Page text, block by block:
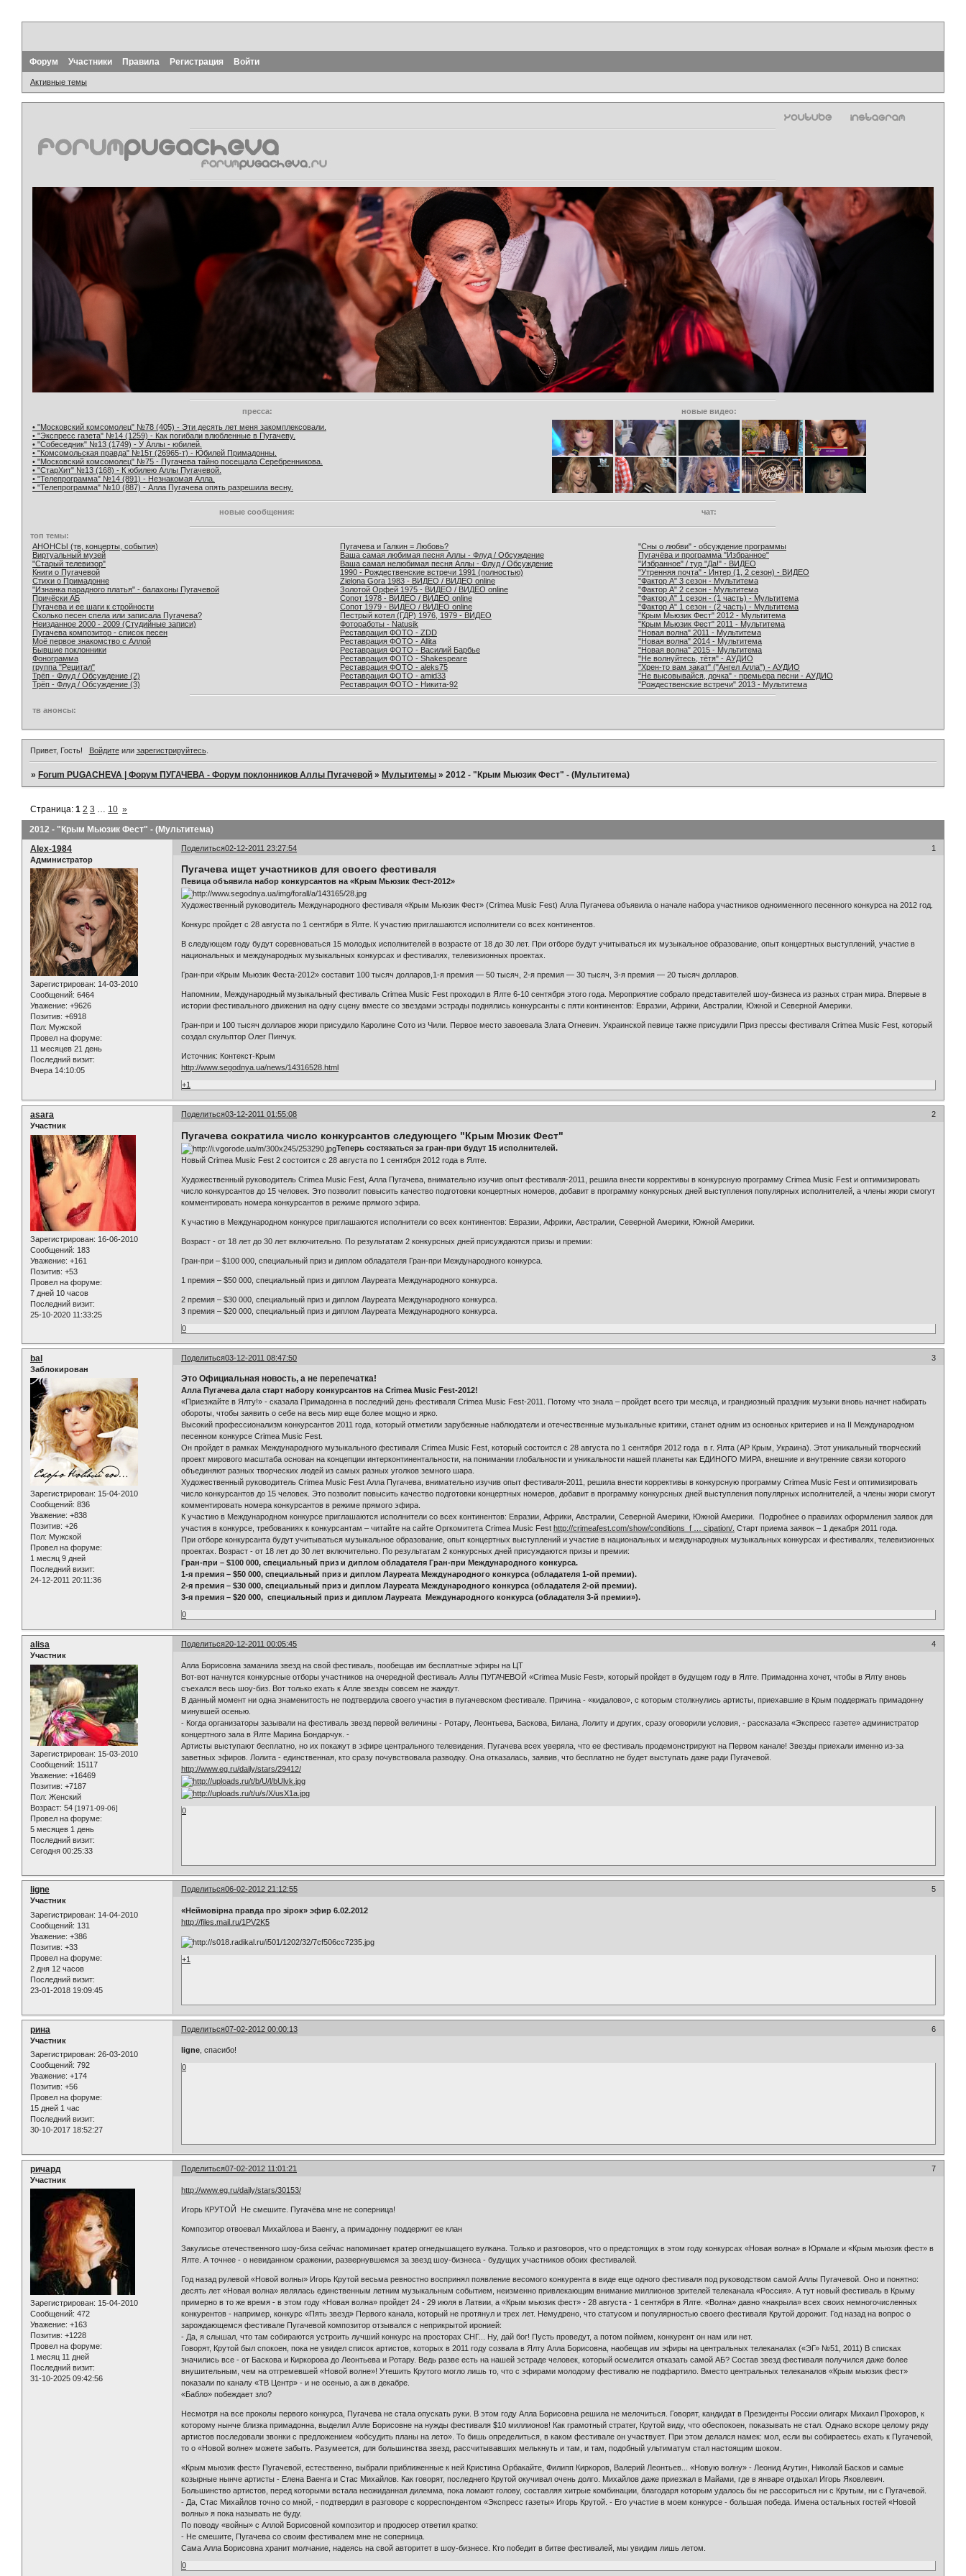
Форум Участники Правила Регистрация Войти
Активные темы
пресса:
новые видео:
• "Московский комсомолец" №78 (405) - Эти десять лет меня закомплексовали.
• "Экспресс газета" №14 (1259) - Как погибали влюбленные в Пугачеву.
• "Собеседник" №13 (1749) - У Аллы - юбилей.
• "Комсомольская правда" №15т (26965-т) - Юбилей Примадонны.
• "Московский комсомолец" №75 - Пугачева тайно посещала Серебренникова.
• "СтарХит" №13 (168) - К юбилею Аллы Пугачевой.
• "Телепрограмма" №14 (891) - Незнакомая Алла.
• "Телепрограмма" №10 (887) - Алла Пугачева опять разрешила весну.
новые сообщения: чат:
топ темы:
АНОНСЫ (тв, концерты, события)
Виртуальный музей
"Старый телевизор"
Книги о Пугачевой
Стихи о Примадонне
"Изнанка парадного платья" - балахоны Пугачевой
Причёски АБ
Пугачева и ее шаги к стройности
Сколько песен спела или записала Пугачева?
Неизданное 2000 - 2009 (Студийные записи)
Пугачева композитор - список песен
Моё первое знакомство с Аллой
Бывшие поклонники
Фонограмма
группа "Рецитал"
Трёп - Флуд / Обсуждение (2)
Трёп - Флуд / Обсуждение (3)
Пугачева и Галкин = Любовь?
Ваша самая любимая песня Аллы - Флуд / Обсуждение
Ваша самая нелюбимая песня Аллы - Флуд / Обсуждение
1990 - Рождественские встречи 1991 (полностью)
Zielona Gora 1983 - ВИДЕО / ВИДЕО online
Золотой Орфей 1975 - ВИДЕО / ВИДЕО online
Сопот 1978 - ВИДЕО / ВИДЕО online
Сопот 1979 - ВИДЕО / ВИДЕО online
Пестрый котел (ГДР) 1976, 1979 - ВИДЕО
Фотоработы - Natusik
Реставрация ФОТО - ZDD
Реставрация ФОТО - Allita
Реставрация ФОТО - Василий Барбье
Реставрация ФОТО - Shakespeare
Реставрация ФОТО - aleks75
Реставрация ФОТО - amid33
Реставрация ФОТО - Никита-92
"Сны о любви" - обсуждение программы
Пугачёва и программа "Избранное"
"Избранное" / тур "Да!" - ВИДЕО
"Утренняя почта" - Интер (1, 2 сезон) - ВИДЕО
"Фактор А" 3 сезон - Мультитема
"Фактор А" 2 сезон - Мультитема
"Фактор А" 1 сезон - (1 часть) - Мультитема
"Фактор А" 1 сезон - (2 часть) - Мультитема
"Крым Мьюзик Фест" 2012 - Мультитема
"Крым Мьюзик Фест" 2011 - Мультитема
"Новая волна" 2011 - Мультитема
"Новая волна" 2014 - Мультитема
"Новая волна" 2015 - Мультитема
"Не волнуйтесь, тётя" - АУДИО
"Хрен-то вам закат" ("Ангел Алла") - АУДИО
"Не высовывайся, дочка" - премьера песни - АУДИО
"Рождественские встречи" 2013 - Мультитема
тв анонсы:
Привет, Гость! Войдитеили зарегистрируйтесь.
»Forum PUGACHEVA | Форум ПУГАЧЕВА - Форум поклонников Аллы Пугачевой »Мультитемы »2012 - "Крым Мьюзик Фест" - (Мультитема)
2012 - "Крым Мьюзик Фест" - (Мультитема)
Страница:1 2 3 … 10 »
Поделиться 1
02-12-2011 23:27:54
Alex-1984
Администратор
Зарегистрирован: 14-03-2010
Сообщений: 6464
Уважение: +9626
Позитив: +6918
Пол: Мужской
Провел на форуме:
11 месяцев 21 день
Последний визит:
Вчера 14:10:05
Пугачева ищет участников для своего фестиваля
Певица объявила набор конкурсантов на «Крым Мьюзик Фест-2012»
Художественный руководитель Международного фестиваля «Крым Мьюзик Фест» (Crimea Music Fest) Алла Пугачева объявила о начале набора участников одноименного песенного конкурса на 2012 год.
Конкурс пройдет с 28 августа по 1 сентября в Ялте. К участию приглашаются исполнители со всех континентов.
В следующем году будут соревноваться 15 молодых исполнителей в возрасте от 18 до 30 лет. При отборе будут учитываться их музыкальное образование, опыт концертных выступлений, участие в
национальных и международных музыкальных конкурсах и фестивалях, телевизионных проектах.
Гран-при «Крым Мьюзик Феста-2012» составит 100 тысяч долларов,1-я премия — 50 тысяч, 2-я премия — 30 тысяч, 3-я премия — 20 тысяч долларов.
Напомним, Международный музыкальный фестиваль Crimea Music Fest проходил в Ялте 6-10 сентября этого года. Мероприятие собрало представителей шоу-бизнеса из разных стран мира. Впервые в
истории фестивального движения на одну сцену вместе со звездами эстрады поднялись конкурсанты c пяти континентов: Евразии, Африки, Австралии, Южной и Северной Америки.
Гран-при и 100 тысяч долларов жюри присудило Каролине Сото из Чили. Первое место завоевала Злата Огневич. Украинской певице также присудили Приз прессы фестиваля Crimea Music Fest, который
создал скульптор Олег Пинчук.
Источник: Контекст-Крым
http://www.segodnya.ua/news/14316528.html
+1
Поделиться 2
03-12-2011 01:55:08
asara
Участник
Зарегистрирован: 16-06-2010
Сообщений: 183
Уважение: +161
Позитив: +53
Провел на форуме:
7 дней 10 часов
Последний визит:
25-10-2020 11:33:25
Пугачева сократила число конкурсантов следующего "Крым Мюзик Фест"
Теперь состязаться за гран-при будут 15 исполнителей.
Новый Crimea Music Fest 2 состоится с 28 августа по 1 сентября 2012 года в Ялте.
Художественный руководитель Crimea Music Fest, Алла Пугачева, внимательно изучив опыт фестиваля-2011, решила внести коррективы в конкурсную программу Crimea Music Fest и оптимизировать
число конкурсантов до 15 человек. Это позволит повысить качество подготовки концертных номеров, добавит в программу конкурсных дней выступления популярных исполнителей, а члены жюри смогут
комментировать номера конкурсантов в режиме прямого эфира.
К участию в Международном конкурсе приглашаются исполнители со всех континентов: Евразии, Африки, Австралии, Северной Америки, Южной Америки.
Возраст - от 18 лет до 30 лет включительно. По результатам 2 конкурсных дней присуждаются призы и премии:
Гран-при – $100 000, специальный приз и диплом обладателя Гран-при Международного конкурса.
1 премия – $50 000, специальный приз и диплом Лауреата Международного конкурса.
2 премия – $30 000, специальный приз и диплом Лауреата Международного конкурса.
3 премия – $20 000, специальный приз и диплом Лауреата Международного конкурса.
0
Поделиться 3
03-12-2011 08:47:50
bal
Заблокирован
Зарегистрирован: 15-04-2010
Сообщений: 836
Уважение: +838
Позитив: +26
Пол: Мужской
Провел на форуме:
1 месяц 9 дней
Последний визит:
24-12-2011 20:11:36
Это Официальная новость, а не перепечатка!
Алла Пугачева дала старт набору конкурсантов на Crimea Music Fest-2012!
«Приезжайте в Ялту!» - сказала Примадонна в последний день фестиваля Crimea Music Fest-2011. Потому что знала – пройдет всего три месяца, и грандиозный праздник музыки вновь начнет набирать
обороты, чтобы заявить о себе на весь мир еще более мощно и ярко.
Высокий профессионализм конкурсантов 2011 года, который отметили зарубежные наблюдатели и отечественные музыкальные критики, станет одним из основных критериев и на II Международном
песенном конкурсе Crimea Music Fest.
Он пройдет в рамках Международного музыкального фестиваля Crimea Music Fest, который состоится с 28 августа по 1 сентября 2012 года в г. Ялта (АР Крым, Украина). Этот уникальный творческий
проект мирового масштаба основан на концепции интерконтинентальности, на понимании глобальности и уникальности нашей планеты как ЕДИНОГО МИРА, внешние и внутренние связи которого
объединяют разных творческих людей из самых разных уголков земного шара.
Художественный руководитель Crimea Music Fest Алла Пугачева, внимательно изучив опыт фестиваля-2011, решила внести коррективы в конкурсную программу Crimea Music Fest и оптимизировать
число конкурсантов до 15 человек. Это позволит повысить качество подготовки концертных номеров, добавит в программу конкурсных дней выступления популярных исполнителей, а члены жюри смогут
комментировать номера конкурсантов в режиме прямого эфира.
К участию в Международном конкурсе приглашаются исполнители со всех континентов: Евразии, Африки, Австралии, Северной Америки, Южной Америки. Подробнее о правилах оформления заявок для
участия в конкурсе, требованиях к конкурсантам – читайте на сайте Оргкомитета Crimea Music Fest http://crimeafest.com/show/conditions_f … cipation/. Старт приема заявок – 1 декабря 2011 года.
При отборе конкурсанта будут учитываться музыкальное образование, опыт концертных выступлений и участие в национальных и международных музыкальных конкурсах и фестивалях, телевизионных
проектах. Возраст - от 18 лет до 30 лет включительно. По результатам 2 конкурсных дней присуждаются призы и премии:
Гран-при – $100 000, специальный приз и диплом обладателя Гран-при Международного конкурса.
1-я премия – $50 000, специальный приз и диплом Лауреата Международного конкурса (обладателя 1-ой премии).
2-я премия – $30 000, специальный приз и диплом Лауреата Международного конкурса (обладателя 2-ой премии).
3-я премия – $20 000, специальный приз и диплом Лауреата Международного конкурса (обладателя 3-й премии»).
0
Поделиться 4
20-12-2011 00:05:45
alisa
Участник
Зарегистрирован: 15-03-2010
Сообщений: 15117
Уважение: +16469
Позитив: +7187
Пол: Женский
Возраст: 54 [1971-09-06]
Провел на форуме:
5 месяцев 1 день
Последний визит:
Сегодня 00:25:33
Алла Борисовна заманила звезд на свой фестиваль, пообещав им бесплатные эфиры на ЦТ
Вот-вот начнутся конкурсные отборы участников на очередной фестиваль Аллы ПУГАЧЕВОЙ «Crimea Music Fest», который пройдет в будущем году в Ялте. Примадонна хочет, чтобы в Ялту вновь
съехался весь шоу-биз. Вот только ехать к Алле звезды совсем не жаждут.
В данный момент ни одна знаменитость не подтвердила своего участия в пугачевском фестивале. Причина - «кидалово», с которым столкнулись артисты, приехавшие в Крым поддержать примадонну
минувшей осенью.
- Когда организаторы зазывали на фестиваль звезд первой величины - Ротару, Леонтьева, Баскова, Билана, Лолиту и других, сразу оговорили условия, - рассказала «Экспресс газете» администратор
концертного зала в Ялте Марина Бондарчук. -
Артисты выступают бесплатно, но их покажут в эфире центрального телевидения. Пугачева всех уверяла, что ее фестиваль продемонстрируют на Первом канале! Звезды приехали именно из-за
заветных эфиров. Лолита - единственная, кто сразу почувствовала разводку. Она отказалась, заявив, что бесплатно не будет выступать даже ради Пугачевой.
http://www.eg.ru/daily/stars/29412/
0
Поделиться 5
06-02-2012 21:12:55
ligne
Участник
Зарегистрирован: 14-04-2010
Сообщений: 131
Уважение: +386
Позитив: +33
Провел на форуме:
2 дня 12 часов
Последний визит:
23-01-2018 19:09:45
«Неймовірна правда про зірок» эфир 6.02.2012
http://files.mail.ru/1PV2K5
+1
Поделиться 6
07-02-2012 00:00:13
рина
Участник
Зарегистрирован: 26-03-2010
Сообщений: 792
Уважение: +174
Позитив: +56
Провел на форуме:
15 дней 1 час
Последний визит:
30-10-2017 18:52:27
ligne , спасибо!
0
Поделиться 7
07-02-2012 11:01:21
ричард
Участник
Зарегистрирован: 15-04-2010
Сообщений: 472
Уважение: +163
Позитив: +1228
Провел на форуме:
1 месяц 11 дней
Последний визит:
31-10-2025 09:42:56
http://www.eg.ru/daily/stars/30153/
Игорь КРУТОЙ Не смешите. Пугачёва мне не соперница!
Композитор отвоевал Михайлова и Ваенгу, а примадонну поддержит ее клан
Закулисье отечественного шоу-биза сейчас напоминает кратер огнедышащего вулкана. Только и разговоров, что о предстоящих в этом году конкурсах «Новая волна» в Юрмале и «Крым мьюзик фест» в
Ялте. А точнее - о невиданном сражении, развернувшемся за звезд шоу-бизнеса - будущих участников обоих фестивалей.
Год назад рулевой «Новой волны» Игорь Крутой весьма ревностно воспринял появление весомого конкурента в виде еще одного фестиваля под руководством самой Аллы Пугачевой. Оно и понятно:
десять лет «Новая волна» являлась единственным летним музыкальным событием, неизменно привлекающим внимание миллионов зрителей телеканала «Россия». А тут новый фестиваль в Крыму
примерно в то же время - в этом году «Новая волна» пройдет 24 - 29 июля в Латвии, а «Крым мьюзик фест» - 28 августа - 1 сентября в Ялте. «Волна» давно «накрыла» всех своих немногочисленных
конкурентов - например, конкурс «Пять звезд» Первого канала, который не протянул и трех лет. Немудрено, что статусом и популярностью своего фестиваля Крутой дорожит. Год назад на вопрос о
зарождающемся фестивале Пугачевой композитор отзывался с неприкрытой иронией:
- Да, я слышал, что там собираются устроить лучший конкурс на просторах СНГ... Ну, дай бог! Пусть проведут, а потом поймем, конкурент он нам или нет.
Говорят, Крутой был спокоен, пока не увидел список артистов, которых в 2011 году созвала в Ялту Алла Борисовна, наобещав им эфиры на центральных телеканалах («ЭГ» №51, 2011) В списках
значились все - от Баскова и Киркорова до Леонтьева и Ротару. Ведь разве есть на нашей эстраде человек, который осмелится отказать самой АБ? Состав звезд фестиваля получился даже более
внушительным, чем на отгремевшей «Новой волне»! Утешить Крутого могло лишь то, что с эфирами молодому фестивалю не подфартило. Вместо центральных телеканалов «Крым мьюзик фест»
показали по каналу «ТВ Центр» - и не осенью, а аж в декабре.
«Бабло» побеждает зло?
Несмотря на все проколы первого конкурса, Пугачева не стала опускать руки. В этом году Алла Борисовна решила не мелочиться. Говорят, кандидат в Президенты России олигарх Михаил Прохоров, к
которому нынче близка примадонна, выделил Алле Борисовне на нужды фестиваля $10 миллионов! Как грамотный стратег, Крутой виду, что обеспокоен, показывать не стал. Однако вскоре целому ряду
артистов последовали звонки с предложением «обсудить планы на лето». То бишь определиться, в каком фестивале он участвует. При этом делался намек: мол, если вы собираетесь ехать к Пугачевой,
то о «Новой волне» можете забыть. Разумеется, для большинства звезд, рассчитывавших мелькнуть и там, и там, подобный ультиматум стал настоящим шоком.
«Крым мьюзик фест» Пугачевой, естественно, выбрали приближенные к ней Кристина Орбакайте, Филипп Киркоров, Валерий Леонтьев... «Новую волну» - Леонид Агутин, Николай Басков и самые
козырные нынче артисты - Елена Ваенга и Стас Михайлов. Как говорят, последнего Крутой окучивал очень долго. Михайлов даже приезжал в Майами, где в январе отдыхал Игорь Яковлевич.
Большинство артистов, перед которыми встала неожиданная дилемма, пока ломают голову, составляя хитрые комбинации, благодаря которым удалось бы не рассориться ни с Крутым, ни с Пугачевой.
- Да, Стас Михайлов точно со мной, - подтвердил в разговоре с корреспондентом «Экспресс газеты» Игорь Крутой. - Его участие в моем конкурсе - большая победа. Имена остальных гостей «Новой
волны» я пока называть не буду.
По поводу «войны» с Аллой Борисовной композитор и продюсер ответил кратко:
- Не смешите, Пугачева со своим фестивалем мне не соперница.
Сама Алла Борисовна хранит молчание, надеясь на свой авторитет в шоу-бизнесе. Кто победит в битве фестивалей, мы увидим лишь летом.
0